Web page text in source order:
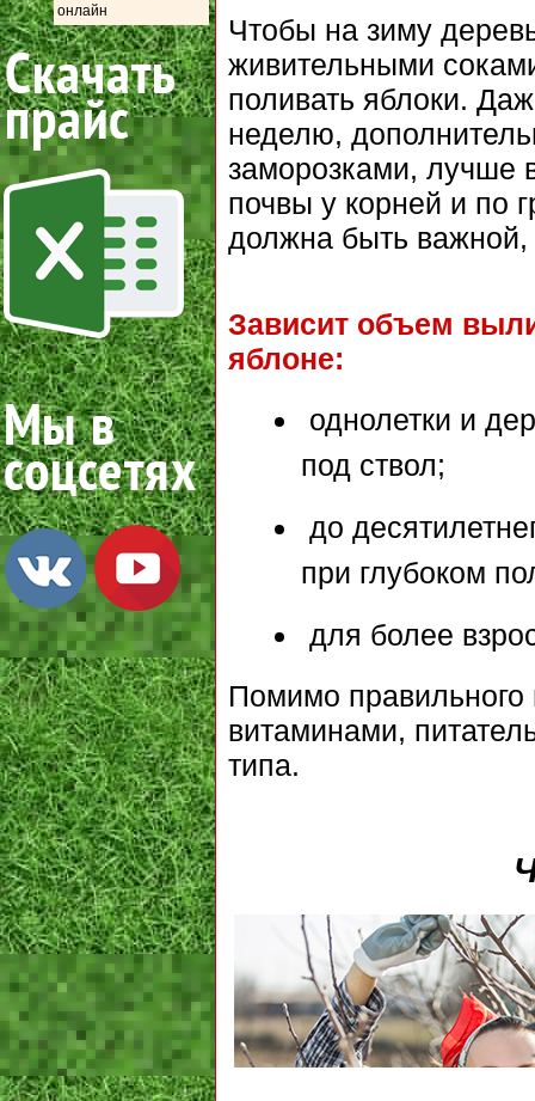
онлайн
Чтобы на зиму
живительными
поливать яблоки.
неделю,
заморозками, лучше
почвы у корней и по
должна быть
Зависит объем
яблоне:
однолетки и
под ствол;
до
при глубоком
для более
Помимо
витаминами,
типа.